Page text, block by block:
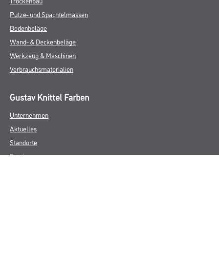
Putze- und Spachtelmassen
Bodenbeläge
Wand- & Deckenbeläge
Werkzeug & Maschinen
Verbrauchsmaterialien
Gustav Knittel Farben
Unternehmen
Aktuelles
Standorte
Services